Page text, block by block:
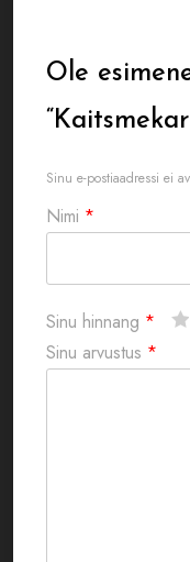
Ole
Sinu e-postiaadressi ei
Nimi *
Sinu hinnang *
Sinu arvustus *